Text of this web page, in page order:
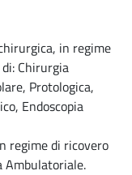
in regime
Chirurgia
Protologica,
Endoscopia
regime di ricovero
Ambulatoriale.